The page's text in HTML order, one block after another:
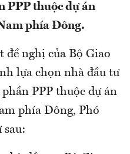
PPP thuộc dự án
phía Đông.
đề nghị của Bộ Giao
lựa chọn nhà đầu tư
PPP thuộc dự án
phía Đông, Phó
sau: